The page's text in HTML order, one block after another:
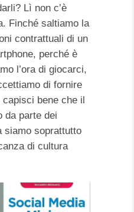
Lì non c’è
Finché saltiamo la
contrattuali di un
perché è
l’ora di giocarci,
di fornire
bene che il
da parte dei
siamo soprattutto
di cultura